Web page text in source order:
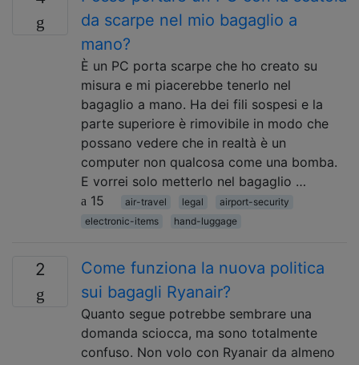
da scarpe nel mio bagaglio a
mano?
È un PC porta scarpe che ho creato su
misura e mi piacerebbe tenerlo nel
bagaglio a mano. Ha dei fili sospesi e la
parte superiore è rimovibile in modo che
possano vedere che in realtà è un
computer non qualcosa come una bomba.
E vorrei solo metterlo nel bagaglio …
15
air-travel legal
airport-security
electronic-items
hand-luggage
2
Come funziona la nuova politica
sui bagagli Ryanair?
Quanto segue potrebbe sembrare una
domanda sciocca, ma sono totalmente
confuso. Non volo con Ryanair da almeno